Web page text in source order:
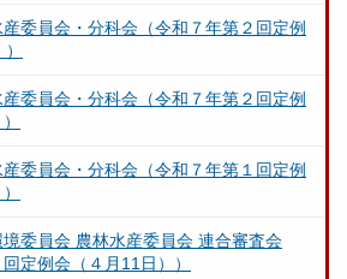
委員会・分科会（令和７年第２回定例
委員会・分科会（令和７年第２回定例
委員会・分科会（令和７年第１回定例
委員会 農林水産委員会 連合審査会
回定例会（４月11日））